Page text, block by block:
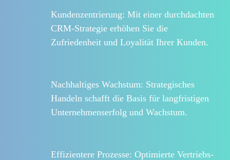
Kundenzentrierung: Mit einer durchdachten
CRM-Strategie erhöhen Sie die
Zufriedenheit und Loyalität Ihrer Kunden.
Nachhaltiges Wachstum: Strategisches
Handeln schafft die Basis für langfristigen
Unternehmenserfolg und Wachstum.
Effizientere Prozesse: Optimierte Vertriebs-